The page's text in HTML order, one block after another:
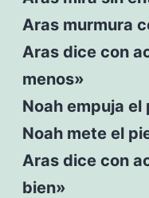
Aras murmura
Aras dice con
menos»
Noah empuja el
Noah mete el
Aras dice con
bien»